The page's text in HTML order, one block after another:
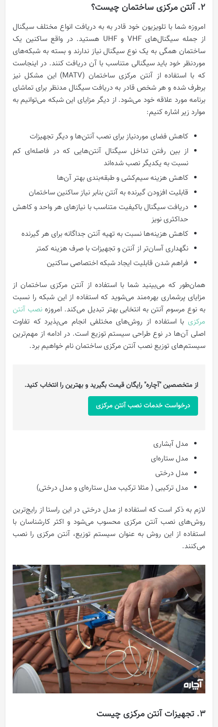
2. آنتن مرکزی ساختمان چیست؟
امروزه شما با تلویزیون خود قادر به به دریافت انواع مختلف سیگنال
از جمله سیگنال‌های VHF و UHF هستید. در واقع ساکنین یک
ساختمان همگی به یک نوع سیگنال نیاز ندارند و بسته به شبکه‌های
موردنظر خود باید سیگنالی متناسب با آن دریافت کنند. در اینجاست
که با استفاده از آنتن مرکزی ساختمان (MATV) این مشکل نیز
برطرف شده و هر شخص قادر به دریافت سیگنال مدنظر برای تماشای
برنامه مورد علاقه خود می‌شود. از دیگر مزایای این شبکه می‌توانیم به
موارد زیر اشاره کنیم:
کاهش فضای موردنیاز برای نصب آنتن‌ها و دیگر تجهیزات
از بین رفتن تداخل سیگنال آنتن‌هایی که در فاصله‌ای کم
نسبت به یکدیگر نصب شده‌اند
کاهش هزینه سیم‌کشی و طبقه‌بندی بهتر آن‌ها
قابلیت افزودن گیرنده به آنتن بنابر نیاز ساکنین ساختمان
دریافت سیگنال باکیفیت متناسب با نیازهای هر واحد و کاهش
حداکثری نویز
کاهش هزینه‌ها نسبت به تهیه آنتن جداگانه برای هر گیرنده
نگهداری آسان‌تر از آنتن و تجهیزات با صرف هزینه کمتر
فراهم شدن قابلیت ایجاد شبکه اختصاصی ساکنین
همان‌طور که می‌بینید شما با استفاده از آنتن مرکزی ساختمان از
مزایای پرشماری بهره‌مند می‌شوید که استفاده از این شبکه را نسبت
به نوع مرسوم آنتن به انتخابی بهتر تبدیل می‌کند. امروزه نصب آنتن
مرکزی با استفاده از روش‌های مختلفی انجام می‌پذیرد که تفاوت
اصلی آن‌ها در نوع طراحی سیستم توزیع است. در ادامه از مهم‌ترین
سیستم‌های توزیع نصب آنتن مرکزی ساختمان نام خواهیم برد.
از متخصصین "آچاره" رایگان قیمت بگیرید و بهترین را انتخاب کنید.
درخواست خدمات نصب آنتن مرکزی
مدل آبشاری
مدل ستاره‌ای
مدل درختی
مدل ترکیبی ( مثلا ترکیب مدل ستاره‌‌ای و مدل درختی)
لازم به ذکر است که استفاده از مدل درختی در این راستا از رایج‌ترین
روش‌های نصب آنتن مرکزی محسوب می‌شود و اکثر کارشناسان با
استفاده از این روش به عنوان سیستم توزیع، آنتن مرکزی را نصب
می‌کنند.
3. تجهیزات آنتن مرکزی چیست